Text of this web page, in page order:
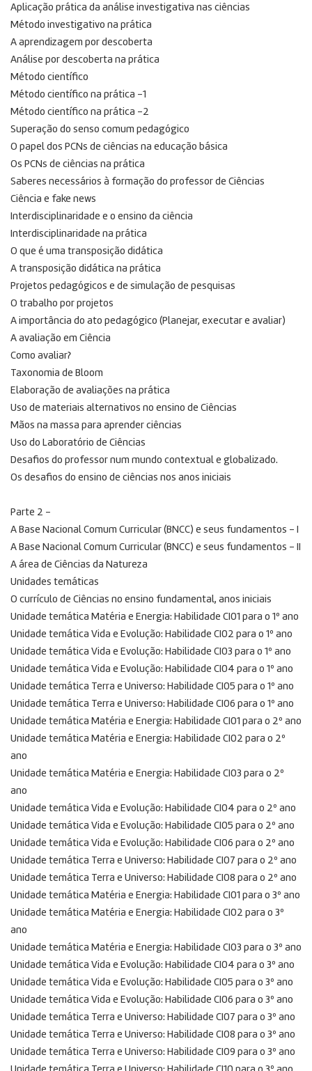
Aplicação prática da análise investigativa nas ciências
Método investigativo na prática
A aprendizagem por descoberta
Análise por descoberta na prática
Método científico
Método científico na prática -1
Método científico na prática -2
Superação do senso comum pedagógico
O papel dos PCNs de ciências na educação básica
Os PCNs de ciências na prática
Saberes necessários à formação do professor de Ciências
Ciência e fake news
Interdisciplinaridade e o ensino da ciência
Interdisciplinaridade na prática
O que é uma transposição didática
A transposição didática na prática
Projetos pedagógicos e de simulação de pesquisas
O trabalho por projetos
A importância do ato pedagógico (Planejar, executar e avaliar)
A avaliação em Ciência
Como avaliar?
Taxonomia de Bloom
Elaboração de avaliações na prática
Uso de materiais alternativos no ensino de Ciências
Mãos na massa para aprender ciências
Uso do Laboratório de Ciências
Desafios do professor num mundo contextual e globalizado.
Os desafios do ensino de ciências nos anos iniciais
Parte 2 –
A Base Nacional Comum Curricular (BNCC) e seus fundamentos – I
A Base Nacional Comum Curricular (BNCC) e seus fundamentos – II
A área de Ciências da Natureza
Unidades temáticas
O currículo de Ciências no ensino fundamental, anos iniciais
Unidade temática Matéria e Energia: Habilidade CI01 para o 1º ano
Unidade temática Vida e Evolução: Habilidade CI02 para o 1º ano
Unidade temática Vida e Evolução: Habilidade CI03 para o 1º ano
Unidade temática Vida e Evolução: Habilidade CI04 para o 1º ano
Unidade temática Terra e Universo: Habilidade CI05 para o 1º ano
Unidade temática Terra e Universo: Habilidade CI06 para o 1º ano
Unidade temática Matéria e Energia: Habilidade CI01 para o 2º ano
Unidade temática Matéria e Energia: Habilidade CI02 para o 2º
ano
Unidade temática Matéria e Energia: Habilidade CI03 para o 2º
ano
Unidade temática Vida e Evolução: Habilidade CI04 para o 2º ano
Unidade temática Vida e Evolução: Habilidade CI05 para o 2º ano
Unidade temática Vida e Evolução: Habilidade CI06 para o 2º ano
Unidade temática Terra e Universo: Habilidade CI07 para o 2º ano
Unidade temática Terra e Universo: Habilidade CI08 para o 2º ano
Unidade temática Matéria e Energia: Habilidade CI01 para o 3º ano
Unidade temática Matéria e Energia: Habilidade CI02 para o 3º
ano
Unidade temática Matéria e Energia: Habilidade CI03 para o 3º ano
Unidade temática Vida e Evolução: Habilidade CI04 para o 3º ano
Unidade temática Vida e Evolução: Habilidade CI05 para o 3º ano
Unidade temática Vida e Evolução: Habilidade CI06 para o 3º ano
Unidade temática Terra e Universo: Habilidade CI07 para o 3º ano
Unidade temática Terra e Universo: Habilidade CI08 para o 3º ano
Unidade temática Terra e Universo: Habilidade CI09 para o 3º ano